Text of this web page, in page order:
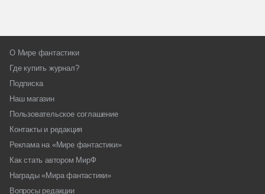
О Мире фантастики
Где купить журнал?
Подписка
Наш магазин
Пользовательское соглашение
Контакты и редакция
Реклама на «Мире фантастики»
Как стать автором МирФ
Награды «Мира фантастики»
Вопросы редакции